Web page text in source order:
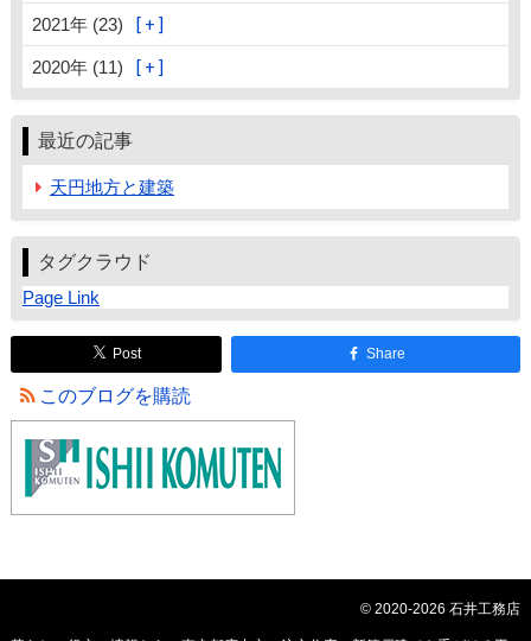
2021年 (23)
2020年 (11)
最近の記事
天円地方と建築
タグクラウド
Page Link
Post Share
このブログを購読
© 2020-2026 石井工務店